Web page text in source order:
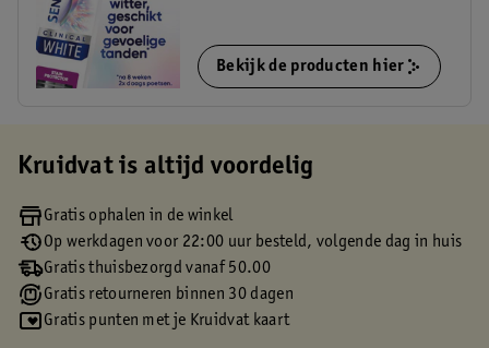
Bekijk de producten hier
Kruidvat is altijd voordelig
Gratis ophalen in de winkel
Op werkdagen voor 22:00 uur besteld, volgende dag in huis
Gratis thuisbezorgd vanaf 50.00
Gratis retourneren binnen 30 dagen
Gratis punten met je Kruidvat kaart